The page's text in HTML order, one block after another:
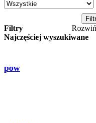
Filtry
Rozwiń
Najczęściej wyszukiwane
pow